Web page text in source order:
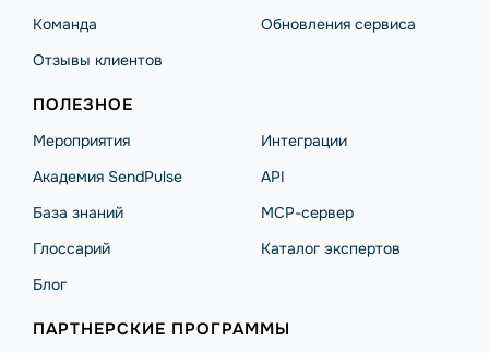
Команда
Отзывы клиентов
Обновления сервиса
ПОЛЕЗНОЕ
Мероприятия
Академия SendPulse
База знаний
Глоссарий
Блог
Интеграции
API
MCP-сервер
Каталог экспертов
ПАРТНЕРСКИЕ ПРОГРАММЫ